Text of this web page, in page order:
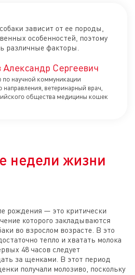
зависит от ее породы,
особенностей, поэтому
различные факторы.
Александр Сергеевич
научной коммуникации
направления, ветеринарный врач,
общества медицины кошек
недели жизни
рождения — это критически
которого закладываются
во взрослом возрасте. В это
тепло и хватать молока
48 часов следует
за щенками. В этот период
получали молозиво, поскольку